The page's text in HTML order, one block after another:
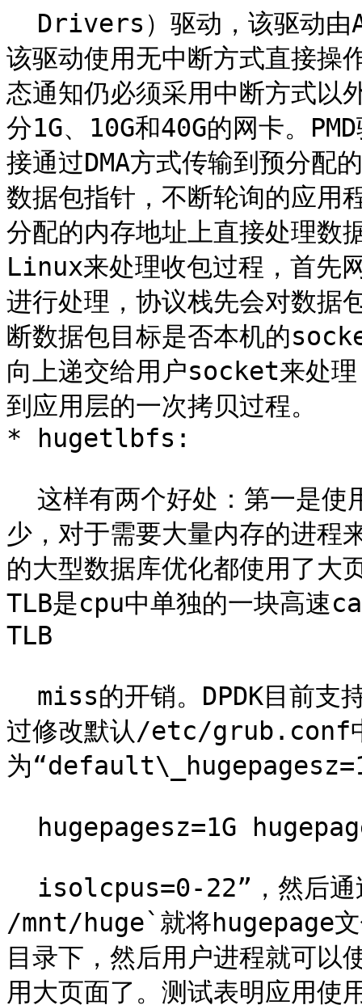
该驱动使用无中断方式直接操
态通知仍必须采用中断方式
分1G、10G和40G的网卡。
接通过DMA方式传输到预分配
数据包指针，不断轮询的应用
分配的内存地址上直接处理数
Linux来处理收包过程，首先
进行处理，协议栈先会对数据
断数据包目标是否本机的
向上递交给用户socket来处理
到应用层的一次拷贝过程。
* hugetlbfs:
少，对于需要大量内存的进
的大型数据库优化都使用了大
TLB是cpu中单独的一块高速
TLB
过修改默认/etc/grub.conf
为
/mnt/huge`就将hugepage
目录下，然后用户进程就可以
用大页面了。测试表明应用使